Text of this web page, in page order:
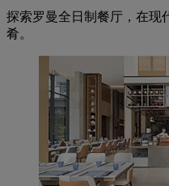
探索罗曼全日制餐厅，在现
肴。